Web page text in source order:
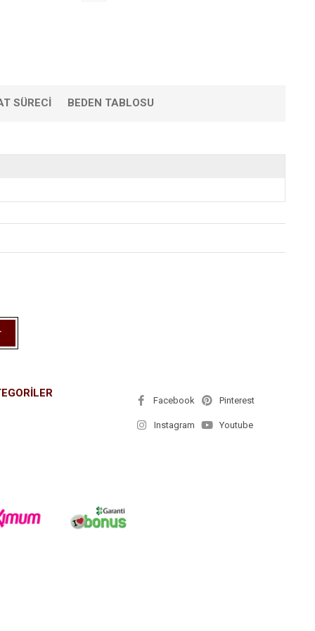
SÜRECI BEDEN TABLOSU
Facebook Pinterest
Instagram Youtube